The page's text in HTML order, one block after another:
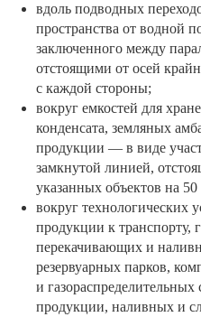
вдоль подводных
пространства от водной
заключенного между
отстоящими от осей
с каждой стороны;
вокруг емкостей для
конденсата, земляных
продукции — в виде
замкнутой линией,
указанных объектов на
вокруг технологических
продукции к
перекачивающих и
резервуарных парков,
и
продукции, наливных и